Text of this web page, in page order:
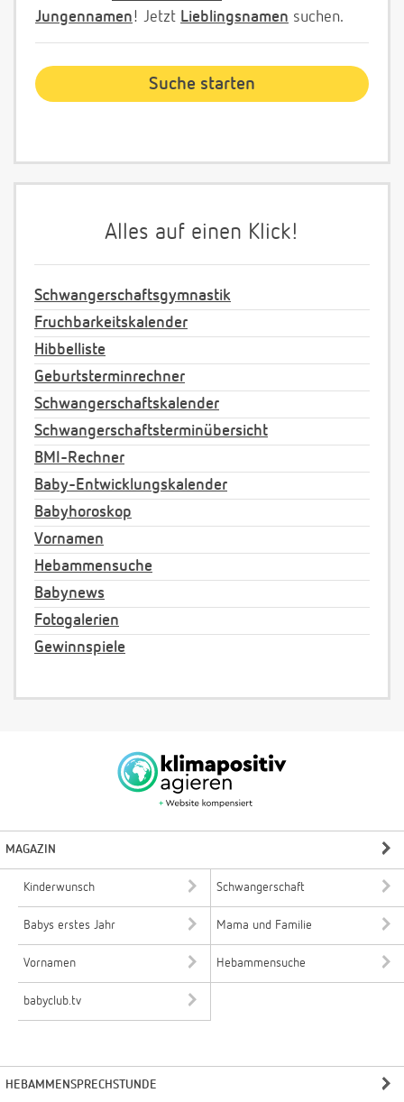
Jungennamen! Jetzt Lieblingsnamen suchen.
Alles auf einen Klick!
Schwangerschaftsgymnastik
Fruchbarkeitskalender
Hibbelliste
Geburtsterminrechner
Schwangerschaftskalender
Schwangerschaftsterminübersicht
BMI-Rechner
Baby-Entwicklungskalender
Babyhoroskop
Vornamen
Hebammensuche
Babynews
Fotogalerien
Gewinnspiele
MAGAZIN
Kinderwunsch Schwangerschaft
Babys erstes Jahr Mama und Familie
Vornamen Hebammensuche
babyclub.tv
HEBAMMENSPRECHSTUNDE